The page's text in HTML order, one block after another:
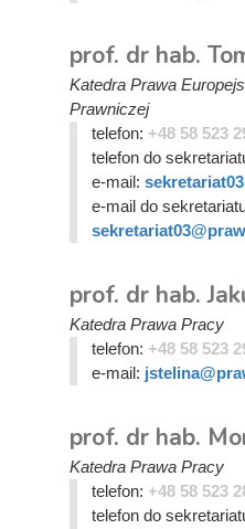
prof. dr hab.
Katedra Prawa
Prawniczej
telefon: +48 58 523
telefon do
e-mail:
e-mail do
prof. dr hab.
Katedra Prawa Pracy
telefon: +48 58 523
e-mail:
prof. dr hab.
Katedra Prawa Pracy
telefon: +48 58 523
telefon do